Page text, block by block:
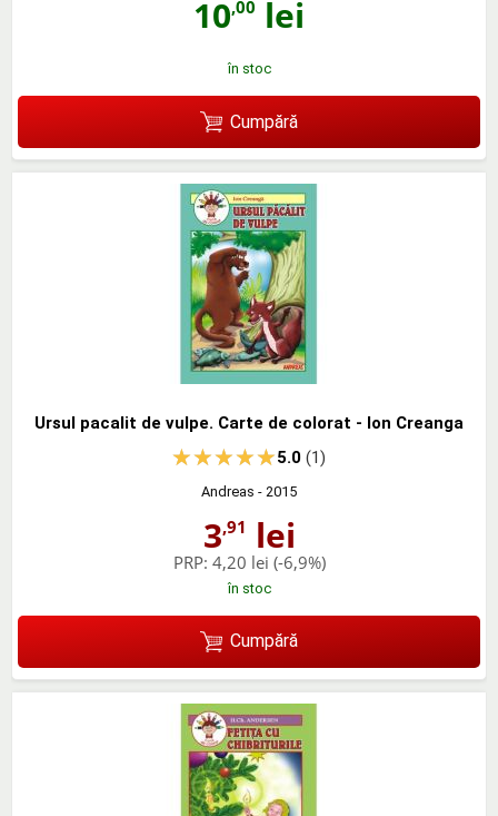
10,00 lei
în stoc
Cumpără
Ursul pacalit de vulpe. Carte de colorat - Ion Creanga
5.0(1)
Andreas - 2015
3,91 lei
PRP: 4,20 lei (-6,9%)
în stoc
Cumpără